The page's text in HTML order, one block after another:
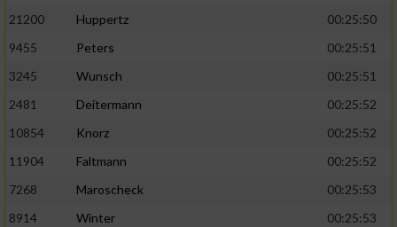
21200
Huppertz
00:25:50
9455
Peters
00:25:51
3245
Wunsch
00:25:51
2481
Deitermann
00:25:52
10854
Knorz
00:25:52
11904
Faltmann
00:25:52
7268
Maroscheck
00:25:53
8914
Winter
00:25:53
Werbung
personalisierter Werbung
Erstellung von Profilen zur Personalisierung
von Inhalten
Verwendung von Profilen zur Auswahl
personalisierter Inhalte